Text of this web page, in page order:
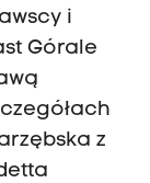
i
Górale
z